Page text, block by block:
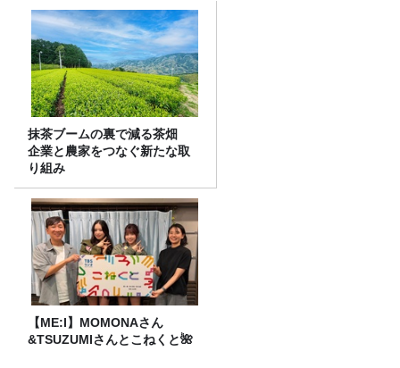
抹茶ブームの裏で減る茶畑
企業と農家をつなぐ新たな取
り組み
【ME:I】MOMONAさん
&TSUZUMIさんとこねくと🌺